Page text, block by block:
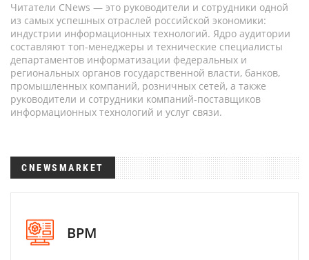
Читатели CNews — это руководители и сотрудники одной
из самых успешных отраслей российской экономики:
индустрии информационных технологий. Ядро аудитории
составляют топ-менеджеры и технические специалисты
департаментов информатизации федеральных и
региональных органов государственной власти, банков,
промышленных компаний, розничных сетей, а также
руководители и сотрудники компаний-поставщиков
информационных технологий и услуг связи.
CNEWSMARKET
BPM